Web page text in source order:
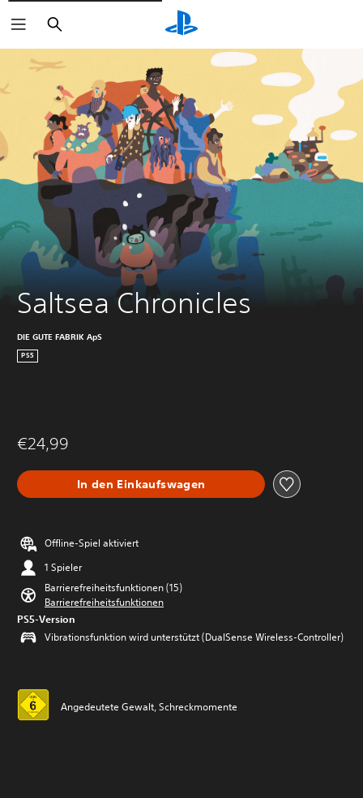
Suchen
Saltsea Chronicles
DIE GUTE FABRIK ApS
PS5
€24,99
In den Einkaufswagen
Offline-Spiel aktiviert
1 Spieler
Barrierefreiheitsfunktionen (15)
Barrierefreiheitsfunktionen
PS5-Version
Vibrationsfunktion wird unterstützt (DualSense Wireless-Controller)
Angedeutete Gewalt, Schreckmomente